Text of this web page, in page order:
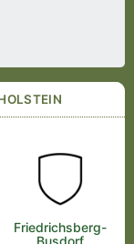
Friedrichsberg-
Busdorf